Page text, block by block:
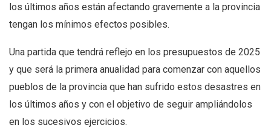
los últimos años están afectando gravemente a la provincia
tengan los mínimos efectos posibles.
Una partida que tendrá reflejo en los presupuestos de 2025
y que será la primera anualidad para comenzar con aquellos
pueblos de la provincia que han sufrido estos desastres en
los últimos años y con el objetivo de seguir ampliándolos
en los sucesivos ejercicios.